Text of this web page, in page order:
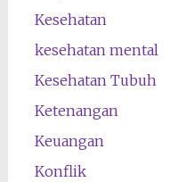
Kesehatan
kesehatan mental
Kesehatan Tubuh
Ketenangan
Keuangan
Konflik